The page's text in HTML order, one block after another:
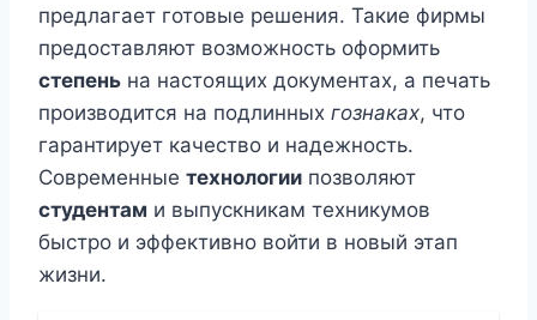
предлагает готовые решения. Такие фирмы
предоставляют возможность оформить
степень на настоящих документах, а печать
производится на подлинных гознаках, что
гарантирует качество и надежность.
Современные технологии позволяют
студентам и выпускникам техникумов
быстро и эффективно войти в новый этап
жизни.